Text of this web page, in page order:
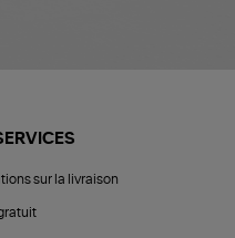
sur la livraison